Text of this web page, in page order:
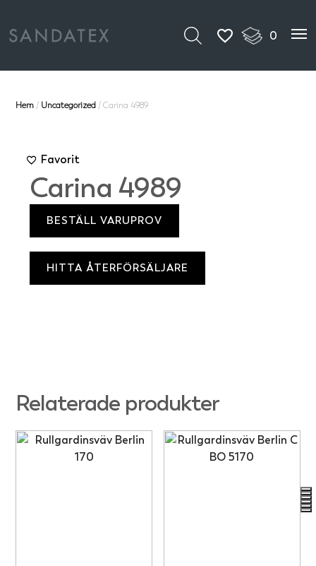
0
Hem / Uncategorized / Carina 4989
Favorit
Carina 4989
BESTÄLL VARUPROV
HITTA ÅTERFÖRSÄLJARE
Relaterade produkter